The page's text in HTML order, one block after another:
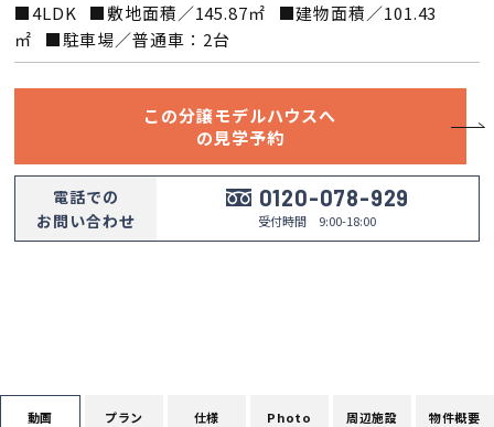
おすすめ分譲地
手間ひまかけた家づくり
KATSUMIの標準仕様 和暮-なごみ-
素材とデザイン
長期優良住宅
■4LDK ■敷地面積／145.87㎡ ■建物面積／101.43
㎡ ■駐車場／普通車：2台
この分譲モデルハウスへ
の見学予約
電話での
お問い合わせ
0120-078-929
受付時間 9:00-18:00
動画 プラン 仕様 Photo 周辺施設 物件概要